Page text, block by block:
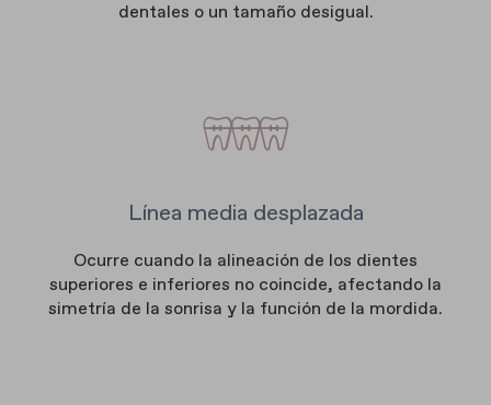
dentales o un tamaño desigual.
Línea media desplazada
Ocurre cuando la alineación de los dientes
superiores e inferiores no coincide, afectando la
simetría de la sonrisa y la función de la mordida.